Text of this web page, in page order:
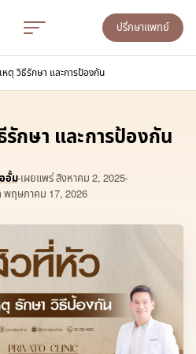
ปรึกษาแพทย์
หตุ วิธีรักษา และการป้องกัน
รักษา และการป้องกัน
อั้มเผยแพร่สิงหาคม 2, 2025
พฤษภาคม 17, 2026